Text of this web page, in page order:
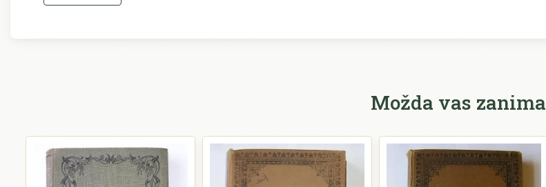
Možda vas zanima